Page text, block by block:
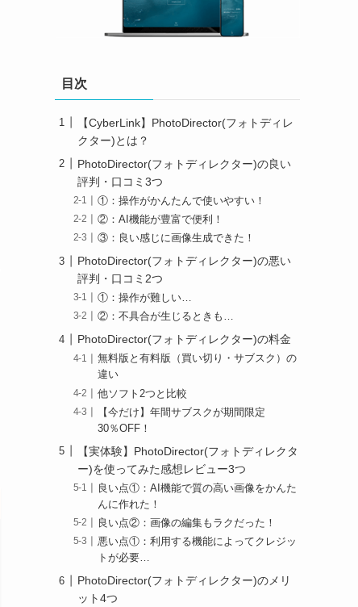
目次
【CyberLink】PhotoDirector(フォトディレ
クター)とは？
PhotoDirector(フォトディレクター)の良い
評判・口コミ3つ
①：操作がかんたんで使いやすい！
②：AI機能が豊富で便利！
③：良い感じに画像生成できた！
PhotoDirector(フォトディレクター)の悪い
評判・口コミ2つ
①：操作が難しい…
②：不具合が生じるときも…
PhotoDirector(フォトディレクター)の料金
無料版と有料版（買い切り・サブスク）の
違い
他ソフト2つと比較
【今だけ】年間サブスクが期間限定
30％OFF！
【実体験】PhotoDirector(フォトディレクタ
ー)を使ってみた感想レビュー3つ
良い点①：AI機能で質の高い画像をかんた
んに作れた！
良い点②：画像の編集もラクだった！
悪い点①：利用する機能によってクレジッ
トが必要…
PhotoDirector(フォトディレクター)のメリ
ット4つ